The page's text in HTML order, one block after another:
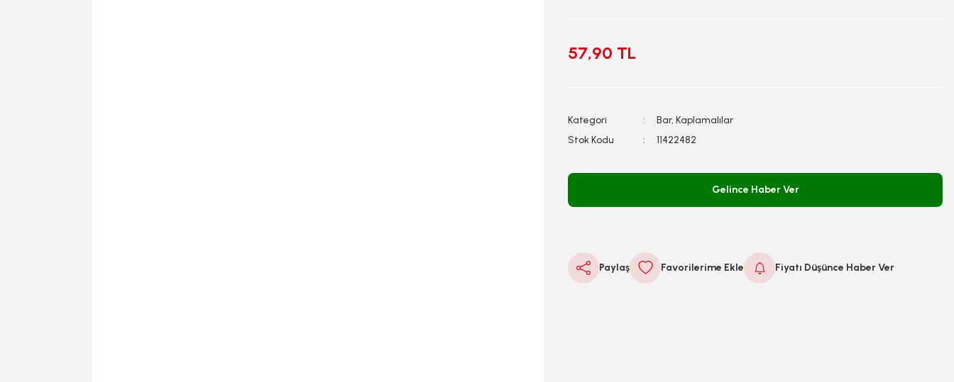
57,90 TL
Kategori
Bar, Kaplamalılar
Stok Kodu
11422482
Gelince Haber Ver
Paylaş Fiyatı Düşünce Haber Ver